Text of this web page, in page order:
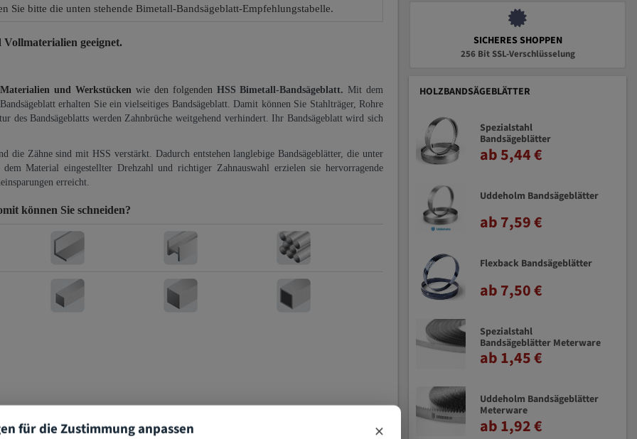
Sie bitte die unten stehende Bimetall-Bandsägeblatt-Empfehlungstabelle.
geeignet.
und Werkstücken wie den folgenden HSS Bimetall-Bandsägeblatt. Mit dem
erhalten Sie ein vielseitiges Bandsägeblatt. Damit können Sie Stahlträger, Rohre
des Bandsägeblatts werden Zahnbrüche weitgehend verhindert. Ihr Bandsägeblatt wird sich
die Zähne sind mit HSS verstärkt. Dadurch entstehen langlebige Bandsägeblätter, die unter
Material eingestellter Drehzahl und richtiger Zahnauswahl erzielen sie hervorragende
erreicht.
können Sie schneiden?
SICHERES SHOPPEN
256 Bit SSL-Verschlüsselung
HOLZBANDSÄGEBLÄTTER
Spezialstahl
Bandsägeblätter
ab 5,44 €
Uddeholm Bandsägeblätter
ab 7,59 €
Flexback Bandsägeblätter
ab 7,50 €
Spezialstahl
Bandsägeblätter Meterware
ab 1,45 €
Uddeholm Bandsägeblätter
Meterware
ab 1,92 €
für die Zustimmung anpassen ×